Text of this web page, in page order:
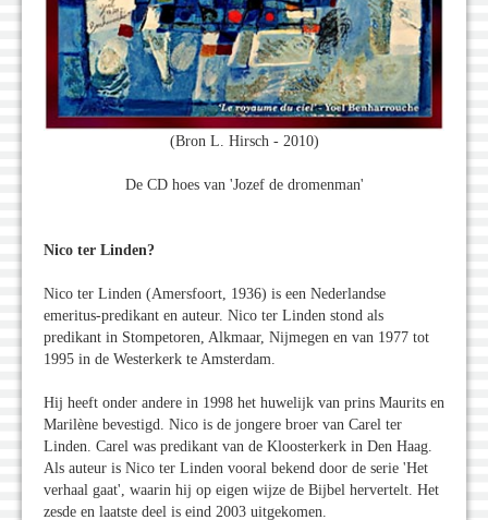
(Bron L. Hirsch - 2010)
De CD hoes van 'Jozef de dromenman'
Nico ter Linden?
Nico ter Linden (Amersfoort, 1936) is een Nederlandse
emeritus-predikant en auteur. Nico ter Linden stond als
predikant in Stompetoren, Alkmaar, Nijmegen en van 1977 tot
1995 in de Westerkerk te Amsterdam.
Hij heeft onder andere in 1998 het huwelijk van prins Maurits en
Marilène bevestigd. Nico is de jongere broer van Carel ter
Linden. Carel was predikant van de Kloosterkerk in Den Haag.
Als auteur is Nico ter Linden vooral bekend door de serie 'Het
verhaal gaat', waarin hij op eigen wijze de Bijbel hervertelt. Het
zesde en laatste deel is eind 2003 uitgekomen.